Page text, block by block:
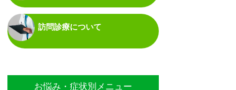
訪問診療について
お悩み・症状別メニュー